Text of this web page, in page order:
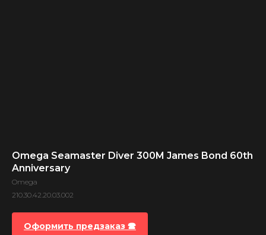
Omega Seamaster Diver 300M James Bond 60th
Anniversary
Omega
210.30.42.20.03.002
Оформить предзаказ 🕿